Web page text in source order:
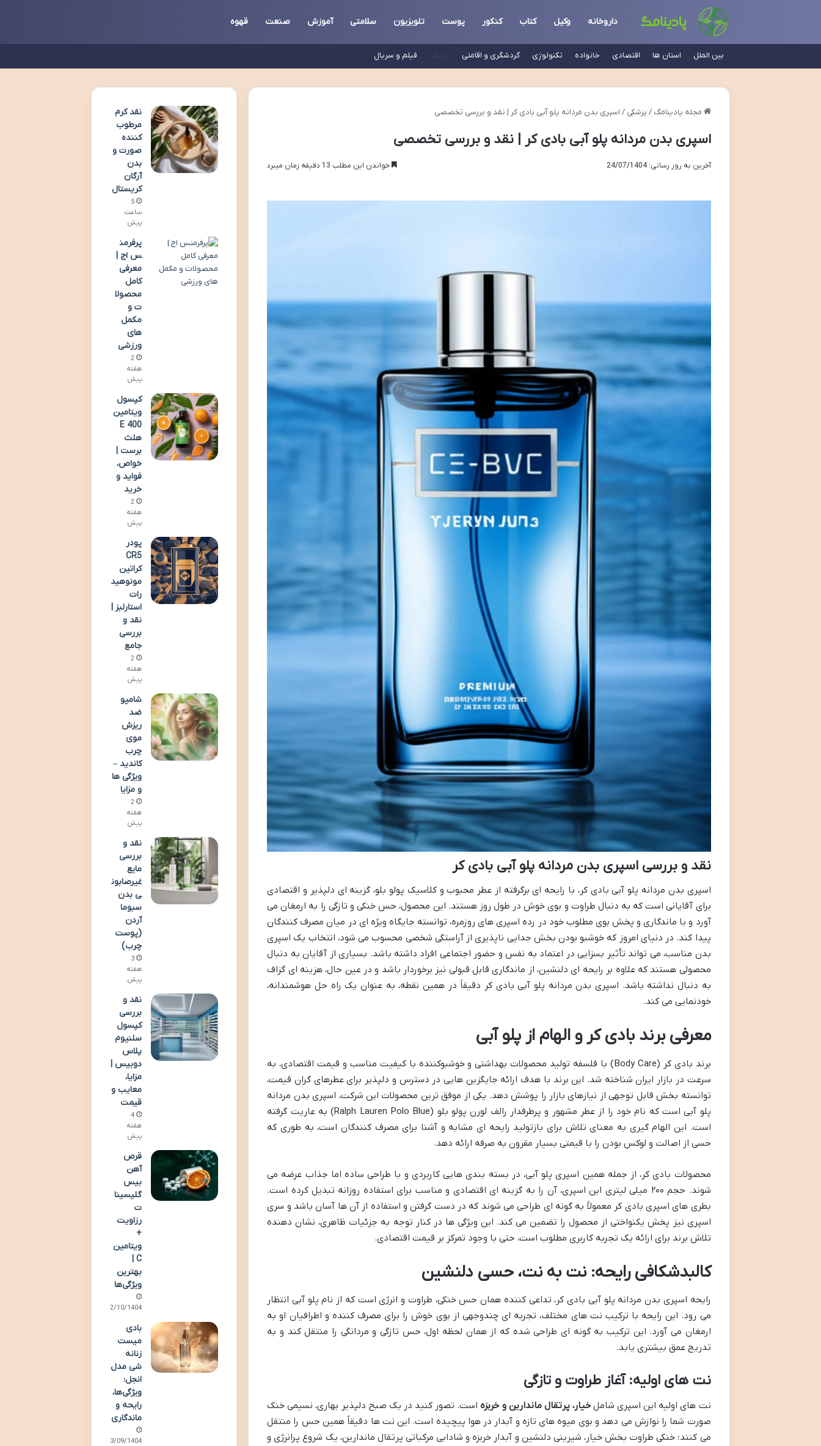
داروخانه وکیل کتاب کنکور پوست تلویزیون سلامتی آموزش صنعت قهوه
بین الملل استان ها اقتصادی خانواده تکنولوژی گردشگری و اقامتی پزشکی فیلم و سریال
مجله پادینامگ / پزشکی / اسپری بدن مردانه پلو آبی بادی کر | نقد و بررسی تخصصی
اسپری بدن مردانه پلو آبی بادی کر | نقد و بررسی تخصصی
آخرین به روز رسانی: 24/07/1404 خواندن این مطلب 13 دقیقه زمان میبرد
نقد و بررسی اسپری بدن مردانه پلو آبی بادی کر
اسپری بدن مردانه پلو آبی بادی کر، با رایحه ای برگرفته از عطر محبوب و کلاسیک پولو بلو، گزینه ای دلپذیر و اقتصادی
برای آقایانی است که به دنبال طراوت و بوی خوش در طول روز هستند. این محصول، حس خنکی و تازگی را به ارمغان می
آورد و با ماندگاری و پخش بوی مطلوب خود در رده اسپری های روزمره، توانسته جایگاه ویژه ای در میان مصرف کنندگان
پیدا کند. در دنیای امروز که خوشبو بودن بخش جدایی ناپذیری از آراستگی شخصی محسوب می شود، انتخاب یک اسپری
بدن مناسب، می تواند تأثیر بسزایی در اعتماد به نفس و حضور اجتماعی افراد داشته باشد. بسیاری از آقایان به دنبال
محصولی هستند که علاوه بر رایحه ای دلنشین، از ماندگاری قابل قبولی نیز برخوردار باشد و در عین حال، هزینه ای گزاف
به دنبال نداشته باشد. اسپری بدن مردانه پلو آبی بادی کر دقیقاً در همین نقطه، به عنوان یک راه حل هوشمندانه،
خودنمایی می کند.
معرفی برند بادی کر و الهام از پلو آبی
برند بادی کر (Body Care) با فلسفه تولید محصولات بهداشتی و خوشبوکننده با کیفیت مناسب و قیمت اقتصادی، به
سرعت در بازار ایران شناخته شد. این برند با هدف ارائه جایگزین هایی در دسترس و دلپذیر برای عطرهای گران قیمت،
توانسته بخش قابل توجهی از نیازهای بازار را پوشش دهد. یکی از موفق ترین محصولات این شرکت، اسپری بدن مردانه
پلو آبی است که نام خود را از عطر مشهور و پرطرفدار رالف لورن پولو بلو (Ralph Lauren Polo Blue) به عاریت گرفته
است. این الهام گیری به معنای تلاش برای بازتولید رایحه ای مشابه و آشنا برای مصرف کنندگان است، به طوری که
حسی از اصالت و لوکس بودن را با قیمتی بسیار مقرون به صرفه ارائه دهد.
محصولات بادی کر، از جمله همین اسپری پلو آبی، در بسته بندی هایی کاربردی و با طراحی ساده اما جذاب عرضه می
شوند. حجم ۲۰۰ میلی لیتری این اسپری، آن را به گزینه ای اقتصادی و مناسب برای استفاده روزانه تبدیل کرده است.
بطری های اسپری بادی کر معمولاً به گونه ای طراحی می شوند که در دست گرفتن و استفاده از آن ها آسان باشد و سری
اسپری نیز پخش یکنواختی از محصول را تضمین می کند. این ویژگی ها در کنار توجه به جزئیات ظاهری، نشان دهنده
تلاش برند برای ارائه یک تجربه کاربری مطلوب است، حتی با وجود تمرکز بر قیمت اقتصادی.
کالبدشکافی رایحه: نت به نت، حسی دلنشین
رایحه اسپری بدن مردانه پلو آبی بادی کر، تداعی کننده همان حس خنکی، طراوت و انرژی است که از نام پلو آبی انتظار
می رود. این رایحه با ترکیب نت های مختلف، تجربه ای چندوجهی از بوی خوش را برای مصرف کننده و اطرافیان او به
ارمغان می آورد. این ترکیب به گونه ای طراحی شده که از همان لحظه اول، حس تازگی و مردانگی را منتقل کند و به
تدریج عمق بیشتری یابد.
نت های اولیه: آغاز طراوت و تازگی
نت های اولیه این اسپری شاملخیار، پرتقال ماندارین و خربزهاست. تصور کنید در یک صبح دلپذیر بهاری، نسیمی خنک
صورت شما را نوازش می دهد و بوی میوه های تازه و آبدار در هوا پیچیده است. این نت ها دقیقاً همین حس را منتقل
می کنند؛ خنکی طراوت بخش خیار، شیرینی دلنشین و آبدار خربزه و شادابی مرکباتی پرتقال ماندارین، یک شروع پرانرژی و
نقد کرم
مرطوب
کننده
صورت و
بدن
آرگان
کریستال
5
ساعت
پیش
پرفرمن
س اج |
معرفی
کامل
محصولا
ت و
مکمل
های
ورزشی
2
هفته
پیش
کپسول
ویتامین
E 400
هلث
برست |
خواص،
فواید و
خرید
2
هفته
پیش
پودر
CR5
کراتین
مونوهید
رات
استارلبز |
نقد و
بررسی
جامع
2
هفته
پیش
شامپو
ضد
ریزش
موی
چرب
کاندید –
ویژگی ها
و مزایا
2
هفته
پیش
نقد و
بررسی
مایع
غیرصابون
ی بدن
سبوما
آردن
(پوست
چرب)
3
هفته
پیش
نقد و
بررسی
کپسول
سلنیوم
پلاس
دوبیس |
مزایا،
معایب و
قیمت
4
هفته
پیش
قرص
آهن
بیس
گلیسینا
ت
رزاویت
+
ویتامین
C |
بهترین
ویژگی‌ها
02/10/1404
بادی
میست
زنانه
شی مدل
انجل:
ویژگی‌ها،
رایحه و
ماندگاری
23/09/1404